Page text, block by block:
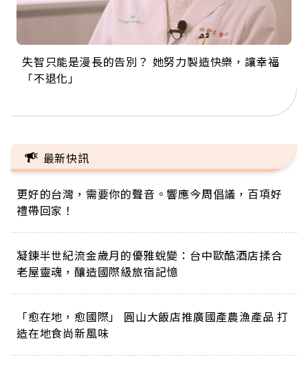
失智只能是漫長的告別？ 她努力製造快樂，讓幸福
「不退化」
來自剛果的巧克力神父 為台灣奉獻36年 「台灣是我
的家，我連作夢都講台語！」
63歲卸矽谷副總、搬回台灣找快樂！「蛋黃哥小
丑」走進安養院，逗樂上萬爺奶：退休後才開始真
104歲打破金氏世界紀錄 成為全球最年長羽球選
手，分享長壽的秘密原來是「這個」
事業巔峰他選擇追夢…黑手阿伯拉小提琴還登上小
巨蛋！連CNN都大讚！
最新快訊
更好的台灣，需要你的聲音。響應今周倡議，百項好
禮帶回家！
凝鍊半世紀流金歲月的優雅蛻變：台中歐酷酒店揉合
老屋靈魂，釀造國際級旅宿記憶
「愈在地，愈國際」 圓山大飯店推廣國產農漁產品 打
造在地食尚新風味